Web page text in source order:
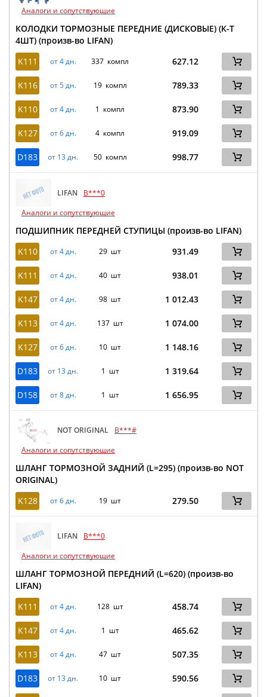
Аналоги и сопутствующие
КОЛОДКИ ТОРМОЗНЫЕ ПЕРЕДНИЕ (ДИСКОВЫЕ) (К-Т
4ШТ) (произв-во LIFAN)
K111
от 4 дн. 337 компл 627.12
K116 от 5 дн. 19 компл 789.33
K110 от 4 дн. 1 компл 873.90
K127 от 6 дн. 4 компл 919.09
D183 от 13 дн. 50 компл 998.77
LIFAN
B***0
Аналоги и сопутствующие
ПОДШИПНИК ПЕРЕДНЕЙ СТУПИЦЫ (произв-во LIFAN)
K110
от 4 дн. 29 шт 931.49
K111 от 4 дн. 40 шт 938.01
K147 от 4 дн. 98 шт 1 012.43
K113 от 4 дн. 137 шт 1 074.00
K127 от 6 дн. 10 шт 1 148.16
D183 от 13 дн. 1 шт 1 319.64
D158 от 8 дн. 1 шт 1 656.95
NOT ORIGINAL
B***#
Аналоги и сопутствующие
ШЛАНГ ТОРМОЗНОЙ ЗАДНИЙ (L=295) (произв-во NOT
ORIGINAL)
K128
от 6 дн. 19 шт 279.50
LIFAN
B***0
Аналоги и сопутствующие
ШЛАНГ ТОРМОЗНОЙ ПЕРЕДНИЙ (L=620) (произв-во
LIFAN)
K111
от 4 дн. 128 шт 458.74
K147 от 4 дн. 1 шт 465.62
K113 от 4 дн. 47 шт 507.35
D183 от 13 дн. 10 шт 590.56